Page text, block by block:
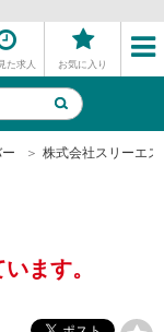
た求人 お気に入り
株式会社スリーエ
ます。